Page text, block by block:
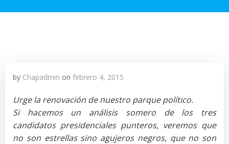
by Chapadmin on febrero 4, 2015
Urge la renovación de nuestro parque político.
Si hacemos un análisis somero de los tres
candidatos presidenciales punteros, veremos que
no son estrellas sino agujeros negros, que no son